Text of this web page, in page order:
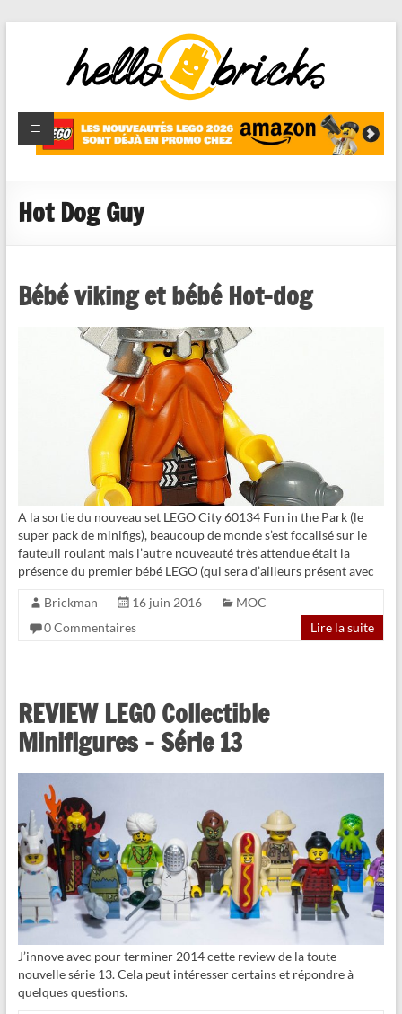
HelloBricks
Blog LEGO,
nouveaut�s
reviews
Hot Dog Guy
Bébé viking et bébé Hot-dog
A la sortie du nouveau set LEGO City 60134 Fun in the Park (le
super pack de minifigs), beaucoup de monde s’est focalisé sur le
fauteuil roulant mais l’autre nouveauté très attendue était la
présence du premier bébé LEGO (qui sera d’ailleurs présent avec
Brickman 16 juin 2016
MOC
0 Commentaires
Lire la suite
REVIEW LEGO Collectible
Minifigures – Série 13
J’innove avec pour terminer 2014 cette review de la toute
nouvelle série 13. Cela peut intéresser certains et répondre à
quelques questions.